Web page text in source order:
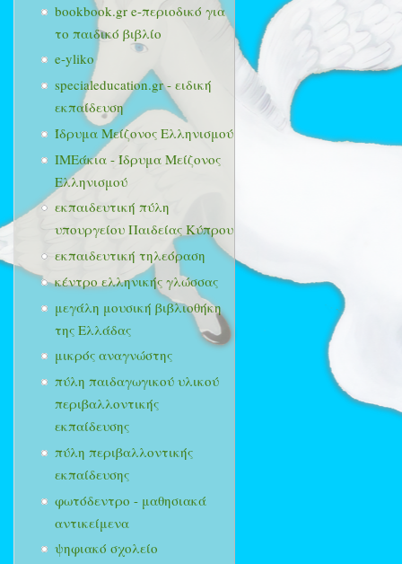
bookbook.gr e-περιοδικό για
το παιδικό βιβλίο
e-yliko
specialeducation.gr - ειδική
εκπαίδευση
Ίδρυμα Μείζονος Ελληνισμού
ΙΜΕάκια - Ίδρυμα Μείζονος
Ελληνισμού
εκπαιδευτική πύλη
υπουργείου Παιδείας Κύπρου
εκπαιδευτική τηλεόραση
κέντρο ελληνικής γλώσσας
μεγάλη μουσική βιβλιοθήκη
της Ελλάδας
μικρός αναγνώστης
πύλη παιδαγωγικού υλικού
περιβαλλοντικής
εκπαίδευσης
πύλη περιβαλλοντικής
εκπαίδευσης
φωτόδεντρο - μαθησιακά
αντικείμενα
ψηφιακό σχολείο